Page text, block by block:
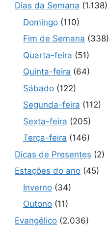
Dias da Semana (1.138)
Domingo (110)
Fim de Semana (338)
Quarta-feira (51)
Quinta-feira (64)
Sábado (122)
Segunda-feira (112)
Sexta-feira (205)
Terça-feira (146)
Dicas de Presentes (2)
Estações do ano (45)
Inverno (34)
Outono (11)
Evangélico (2.036)